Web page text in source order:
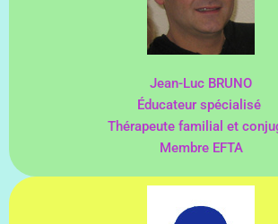
Jean-Luc BRUNO
Éducateur spécialisé
Thérapeute familial et
Membre EFTA